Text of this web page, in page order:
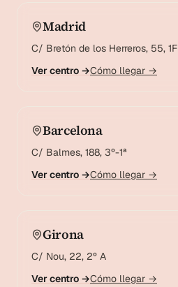
Madrid
C/ Bretón de los Herreros, 55, 1F
Ver centro →Cómo llegar →
Barcelona
C/ Balmes, 188, 3º-1ª
Ver centro →Cómo llegar →
Girona
C/ Nou, 22, 2º A
Ver centro →Cómo llegar →